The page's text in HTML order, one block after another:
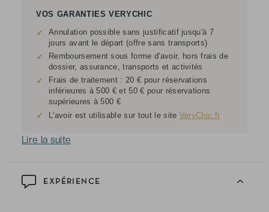
EXPÉRIENCE
VOS GARANTIES VERYCHIC
✓
Annulation possible sans justificatif jusqu'à 7
jours avant le départ (offre sans transports)
✓
Remboursement sous forme d'avoir, hors frais de
dossier, assurance, transports et activités
✓
Frais de traitement : 20 € pour réservations
inférieures à 500 € et 50 € pour réservations
supérieures à 500 €
✓ L'avoir est utilisable sur tout le site VeryChic.fr
Lire la suite